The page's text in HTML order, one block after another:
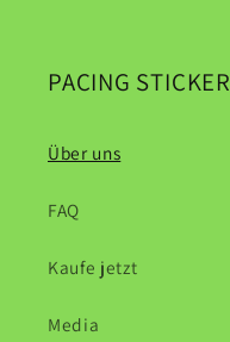
PACING STICKER
Über uns
FAQ
Kaufe jetzt
Media